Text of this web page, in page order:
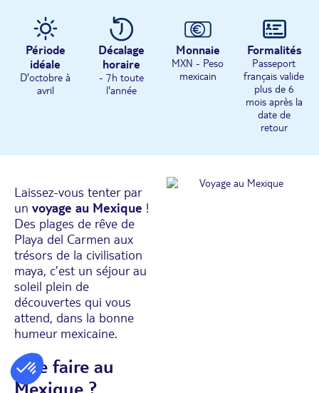
Période
idéale
D'octobre à
avril
Décalage
horaire
- 7h toute
l'année
Monnaie
MXN - Peso
mexicain
Formalités
Passeport
français valide
plus de 6
mois après la
date de
retour
Laissez-vous tenter par
un voyage au Mexique !
Des plages de rêve de
Playa del Carmen aux
trésors de la civilisation
maya, c’est un séjour au
soleil plein de
découvertes qui vous
attend, dans la bonne
humeur mexicaine.
Que faire au
Mexique ?